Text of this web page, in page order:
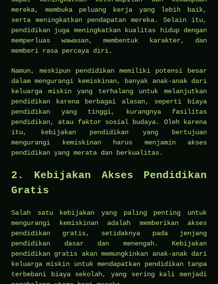
mereka, membuka peluang kerja yang lebih baik,
serta meningkatkan pendapatan mereka. Selain itu,
pendidikan juga meningkatkan kualitas hidup dengan
memperluas wawasan, membentuk karakter, dan
memberi rasa percaya diri.
Namun, meskipun pendidikan memiliki potensi besar
dalam mengurangi kemiskinan, banyak anak-anak dari
keluarga miskin yang terhalang untuk melanjutkan
pendidikan karena berbagai alasan, seperti biaya
pendidikan yang tinggi, kurangnya fasilitas
pendidikan, atau faktor sosial budaya. Oleh karena
itu, kebijakan pendidikan yang bertujuan
mengurangi kemiskinan harus menjamin akses
pendidikan yang merata dan berkualitas.
2. Kebijakan Akses Pendidikan
Gratis
Salah satu kebijakan yang paling penting untuk
mengurangi kemiskinan adalah memberikan akses
pendidikan gratis, setidaknya pada jenjang
pendidikan dasar dan menengah. Kebijakan
pendidikan gratis akan memungkinkan anak-anak dari
keluarga miskin untuk mendapatkan pendidikan tanpa
terbebani biaya sekolah, yang sering kali menjadi